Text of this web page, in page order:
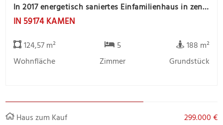
In 2017 energetisch saniertes Einfamilienhaus in zentrale Stadtlage
IN 59174 KAMEN
124,57 m²
Wohnfläche
5
Zimmer
188 m²
Grundstück
Haus zum Kauf 299.000 €